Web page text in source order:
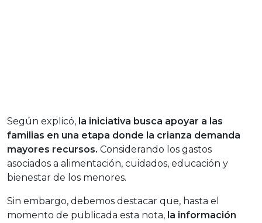
Según explicó, la iniciativa busca apoyar a las
familias en una etapa donde la crianza demanda
mayores recursos. Considerando los gastos
asociados a alimentación, cuidados, educación y
bienestar de los menores.
Sin embargo, debemos destacar que, hasta el
momento de publicada esta nota, la información